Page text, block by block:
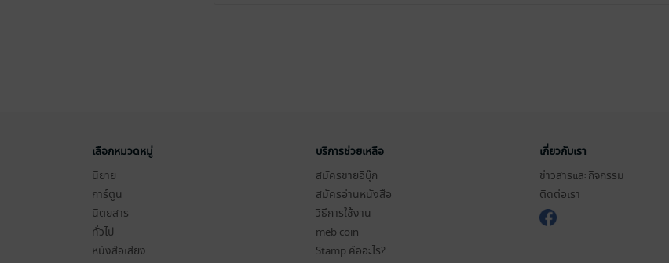
เลือกหมวดหมู่
นิยาย
การ์ตูน
นิตยสาร
ทั่วไป
หนังสือเสียง
บริการช่วยเหลือ
สมัครขายอีบุ๊ก
สมัครอ่านหนังสือ
วิธีการใช้งาน
meb coin
Stamp คืออะไร?
เกี่ยวกับเรา
ข่าวสารและกิจกรรม
ติดต่อเรา